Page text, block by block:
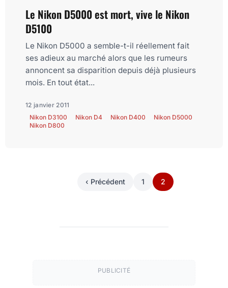
Le Nikon D5000 est mort, vive le Nikon
D5100
Le Nikon D5000 a semble-t-il réellement fait
ses adieux au marché alors que les rumeurs
annoncent sa disparition depuis déjà plusieurs
mois. En tout état...
12 janvier 2011
Nikon D3100
Nikon D4 Nikon D400
Nikon D5000
Nikon D800
‹ Précédent 1 2
PUBLICITÉ